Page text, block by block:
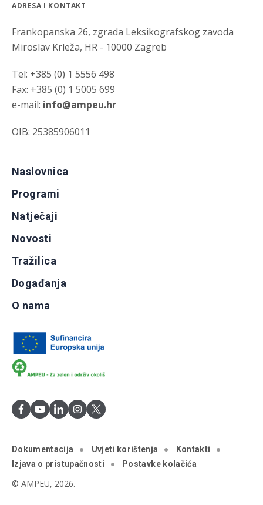
ADRESA I KONTAKT
Frankopanska 26, zgrada Leksikografskog zavoda
Miroslav Krleža, HR - 10000 Zagreb
Tel: +385 (0) 1 5556 498
Fax: +385 (0) 1 5005 699
e-mail: info@ampeu.hr
OIB: 25385906011
Naslovnica
Programi
Natječaji
Novosti
Tražilica
Događanja
O nama
Dokumentacija Uvjeti korištenja
Kontakti
Izjava o pristupačnosti
Postavke kolačića
© AMPEU, 2026.